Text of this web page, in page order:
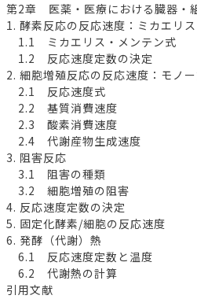
第2章 医薬・医療における臓器・
1. 酵素反応の反応速度：ミカエリ
1.1 ミカエリス・メンテン式
1.2 反応速度定数の決定
2. 細胞増殖反応の反応速度：モノ
2.1 反応速度式
2.2 基質消費速度
2.3 酸素消費速度
2.4 代謝産物生成速度
3. 阻害反応
3.1 阻害の種類
3.2 細胞増殖の阻害
4. 反応速度定数の決定
5. 固定化酵素/細胞の反応速度
6. 発酵（代謝）熱
6.1 反応速度定数と温度
6.2 代謝熱の計算
引用文献